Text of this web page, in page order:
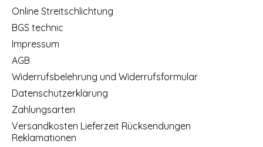
Online Streitschlichtung
BGS technic
Impressum
AGB
Widerrufsbelehrung und Widerrufsformular
Datenschutzerklärung
Zahlungsarten
Versandkosten Lieferzeit Rücksendungen
Reklamationen